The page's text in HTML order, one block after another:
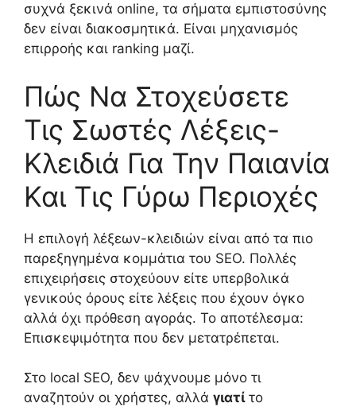
συχνά ξεκινά online, τα σήματα εμπιστοσύνης
δεν είναι διακοσμητικά. Είναι μηχανισμός
επιρροής και ranking μαζί.
Πώς Να Στοχεύσετε
Τις Σωστές Λέξεις-
Κλειδιά Για Την Παιανία
Και Τις Γύρω Περιοχές
Η επιλογή λέξεων-κλειδιών είναι από τα πιο
παρεξηγημένα κομμάτια του SEO. Πολλές
επιχειρήσεις στοχεύουν είτε υπερβολικά
γενικούς όρους είτε λέξεις που έχουν όγκο
αλλά όχι πρόθεση αγοράς. Το αποτέλεσμα:
Επισκεψιμότητα που δεν μετατρέπεται.
Στο local SEO, δεν ψάχνουμε μόνο τι
αναζητούν οι χρήστες, αλλά γιατίτο